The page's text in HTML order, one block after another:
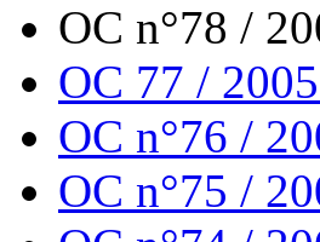
OC n°78 /
OC 77 /
OC n°76 /
OC n°75 /